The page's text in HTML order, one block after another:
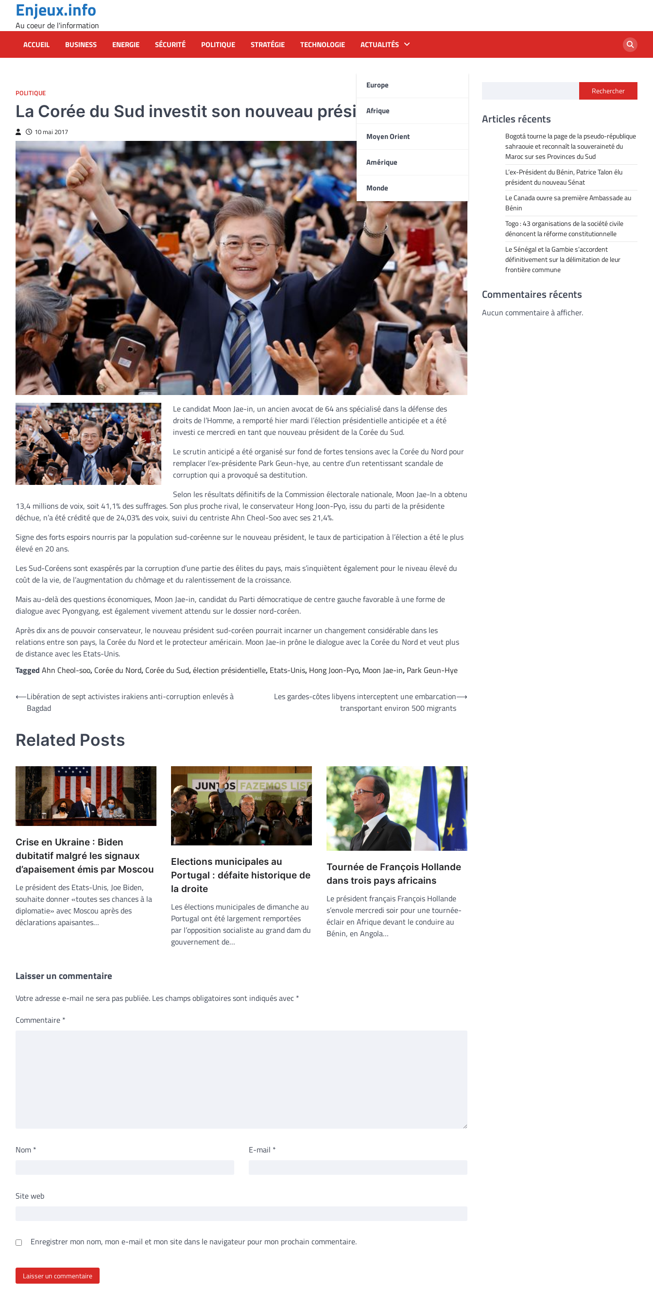
content
Enjeux.info
Au coeur de l'information
ACCUEIL BUSINESS ENERGIE SÉCURITÉ POLITIQUE STRATÉGIE TECHNOLOGIE ACTUALITÉS
Europe
Afrique
Moyen Orient
Amérique
Monde
POLITIQUE
La Corée du Sud investit son nouveau président
10 mai 2017
Le candidat Moon Jae-in, un ancien avocat de 64 ans spécialisé dans la défense des
droits de l’Homme, a remporté hier mardi l’élection présidentielle anticipée et a été
investi ce mercredi en tant que nouveau président de la Corée du Sud.
Le scrutin anticipé a été organisé sur fond de fortes tensions avec la Corée du Nord pour
remplacer l’ex-présidente Park Geun-hye, au centre d’un retentissant scandale de
corruption qui a provoqué sa destitution.
Selon les résultats définitifs de la Commission électorale nationale, Moon Jae-In a obtenu
13,4 millions de voix, soit 41,1% des suffrages. Son plus proche rival, le conservateur Hong Joon-Pyo, issu du parti de la présidente
déchue, n’a été crédité que de 24,03% des voix, suivi du centriste Ahn Cheol-Soo avec ses 21,4%.
Signe des forts espoirs nourris par la population sud-coréenne sur le nouveau président, le taux de participation à l’élection a été le plus
élevé en 20 ans.
Les Sud-Coréens sont exaspérés par la corruption d’une partie des élites du pays, mais s’inquiètent également pour le niveau élevé du
coût de la vie, de l’augmentation du chômage et du ralentissement de la croissance.
Mais au-delà des questions économiques, Moon Jae-in, candidat du Parti démocratique de centre gauche favorable à une forme de
dialogue avec Pyongyang, est également vivement attendu sur le dossier nord-coréen.
Après dix ans de pouvoir conservateur, le nouveau président sud-coréen pourrait incarner un changement considérable dans les
relations entre son pays, la Corée du Nord et le protecteur américain. Moon Jae-in prône le dialogue avec la Corée du Nord et veut plus
de distance avec les Etats-Unis.
Tagged Ahn Cheol-soo, Corée du Nord, Corée du Sud,élection présidentielle, Etats-Unis, Hong Joon-Pyo, Moon Jae-in, Park Geun-Hye
Navigation
⟵Libération de sept activistes irakiens anti-corruption enlevés à
Bagdad
Les gardes-côtes libyens interceptent une embarcation
transportant environ 500 migrants
⟶
Related Posts
Crise en Ukraine : Biden
dubitatif malgré les signaux
d’apaisement émis par Moscou
Le président des Etats-Unis, Joe Biden,
souhaite donner «toutes ses chances à la
diplomatie» avec Moscou après des
déclarations apaisantes…
Elections municipales au
Portugal : défaite historique de
la droite
Les élections municipales de dimanche au
Portugal ont été largement remportées
par l’opposition socialiste au grand dam du
gouvernement de…
Tournée de François Hollande
dans trois pays africains
Le président français François Hollande
s’envole mercredi soir pour une tournée-
éclair en Afrique devant le conduire au
Bénin, en Angola…
Laisser un commentaire
Votre adresse e-mail ne sera pas publiée. Les champs obligatoires sont indiqués avec *
Commentaire *
Nom * E-mail *
Site web
Enregistrer mon nom, mon e-mail et mon site dans le navigateur pour mon prochain commentaire.
Rechercher
Articles récents
Bogotá tourne la page de la pseudo-république
sahraouie et reconnaît la souveraineté du
Maroc sur ses Provinces du Sud
L’ex-Président du Bénin, Patrice Talon élu
président du nouveau Sénat
Le Canada ouvre sa première Ambassade au
Bénin
Togo : 43 organisations de la société civile
dénoncent la réforme constitutionnelle
Le Sénégal et la Gambie s’accordent
définitivement sur la délimitation de leur
frontière commune
Commentaires récents
Aucun commentaire à afficher.